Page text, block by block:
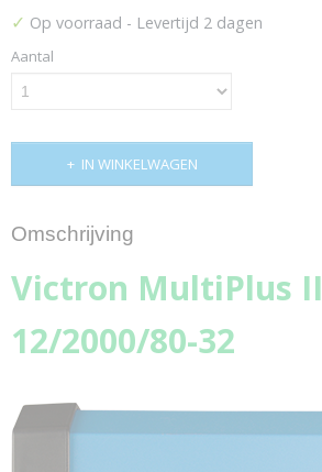
✓ Op voorraad - Levertijd 2 dagen
Aantal
IN WINKELWAGEN
Omschrijving
Victron MultiPlus II
12/2000/80-32